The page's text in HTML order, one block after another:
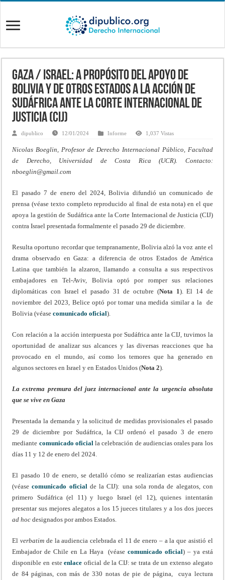
Gaza / Israel: a propósito del apoyo de
Bolivia y de otros Estados a la acción de
Sudáfrica ante la Corte Internacional de
Justicia (CIJ)
dipublico 12/01/2024 Informe 1,037 Vistas
Nicolas Boeglin, Profesor de Derecho Internacional Público, Facultad
de Derecho, Universidad de Costa Rica (UCR). Contacto:
nboeglin@gmail.com
El pasado 7 de enero del 2024, Bolivia difundió un comunicado de
prensa (véase texto completo reproducido al final de esta nota) en el que
apoya la gestión de Sudáfrica ante la Corte Internacional de Justicia (CIJ)
contra Israel presentada formalmente el pasado 29 de diciembre.
Resulta oportuno recordar que tempranamente, Bolivia alzó la voz ante el
drama observado en Gaza: a diferencia de otros Estados de América
Latina que también la alzaron, llamando a consulta a sus respectivos
embajadores en Tel-Aviv, Bolivia optó por romper sus relaciones
diplomáticas con Israel el pasado 31 de octubre (Nota 1). El 14 de
noviembre del 2023, Belice optó por tomar una medida similar a la de
Bolivia (véasecomunicado oficial).
Con relación a la acción interpuesta por Sudáfrica ante la CIJ, tuvimos la
oportunidad de analizar sus alcances y las diversas reacciones que ha
provocado en el mundo, así como los temores que ha generado en
algunos sectores en Israel y en Estados Unidos (Nota 2).
La extrema premura del juez internacional ante la urgencia absoluta
que se vive en Gaza
Presentada la demanda y la solicitud de medidas provisionales el pasado
29 de diciembre por Sudáfrica, la CIJ ordenó el pasado 3 de enero
mediante comunicado oficial la celebración de audiencias orales para los
días 11 y 12 de enero del 2024.
El pasado 10 de enero, se detalló cómo se realizarían estas audiencias
(véasecomunicado oficial de la CIJ): una sola ronda de alegatos, con
primero Sudáfrica (el 11) y luego Israel (el 12), quienes intentarán
presentar sus mejores alegatos a los 15 jueces titulares y a los dos jueces
ad hoc designados por ambos Estados.
Elverbatim de la audiencia celebrada el 11 de enero – a la que asistió el
Embajador de Chile en La Haya (véasecomunicado oficial) – ya está
disponible en esteenlace oficial de la CIJ: se trata de un extenso alegato
de 84 páginas, con más de 330 notas de pie de página, cuya lectura